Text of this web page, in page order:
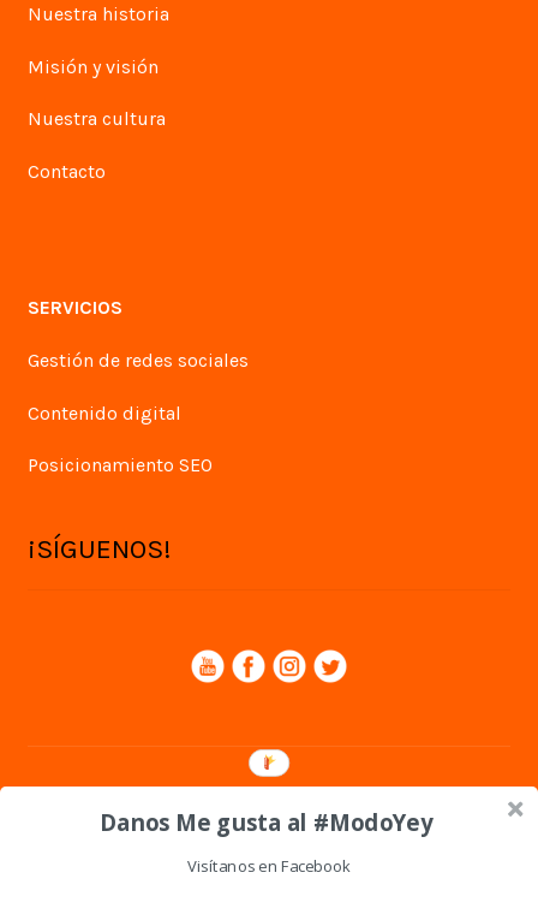
Nuestra historia
Misión y visión
Nuestra cultura
Contacto
SERVICIOS
Gestión de redes sociales
Contenido digital
Posicionamiento SEO
¡SÍGUENOS!
© Yey Digital 2026
Política de privacidad
Danos Me gusta al #ModoYey
Visítanos en Facebook